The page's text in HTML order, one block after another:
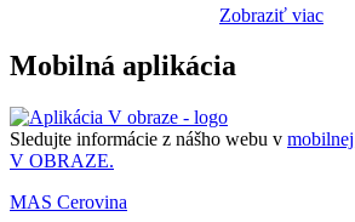
Zobraziť viac
Mobilná aplikácia
Sledujte informácie z nášho webu v
V OBRAZE.
MAS Cerovina